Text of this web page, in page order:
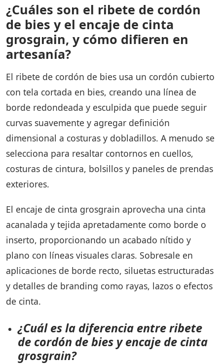
¿Cuáles son el ribete de cordón
de bies y el encaje de cinta
grosgrain, y cómo difieren en
artesanía?
El ribete de cordón de bies usa un cordón cubierto
con tela cortada en bies, creando una línea de
borde redondeada y esculpida que puede seguir
curvas suavemente y agregar definición
dimensional a costuras y dobladillos. A menudo se
selecciona para resaltar contornos en cuellos,
costuras de cintura, bolsillos y paneles de prendas
exteriores.
El encaje de cinta grosgrain aprovecha una cinta
acanalada y tejida apretadamente como borde o
inserto, proporcionando un acabado nítido y
plano con líneas visuales claras. Sobresale en
aplicaciones de borde recto, siluetas estructuradas
y detalles de branding como rayas, lazos o efectos
de cinta.
¿Cuál es la diferencia entre ribete
de cordón de bies y encaje de cinta
grosgrain?